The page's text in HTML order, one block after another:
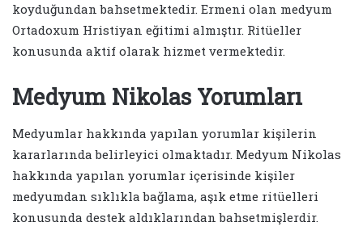
koyduğundan bahsetmektedir. Ermeni olan medyum
Ortadoxum Hristiyan eğitimi almıştır. Ritüeller
konusunda aktif olarak hizmet vermektedir.
Medyum Nikolas Yorumları
Medyumlar hakkında yapılan yorumlar kişilerin
kararlarında belirleyici olmaktadır. Medyum Nikolas
hakkında yapılan yorumlar içerisinde kişiler
medyumdan sıklıkla bağlama, aşık etme ritüelleri
konusunda destek aldıklarından bahsetmişlerdir.